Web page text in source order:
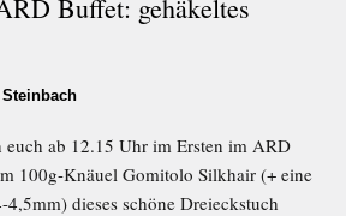
Buffet: gehäkeltes
Steinbach
euch ab 12.15 Uhr im Ersten im ARD
100g-Knäuel Gomitolo Silkhair (+ eine
dieses schöne Dreieckstuch